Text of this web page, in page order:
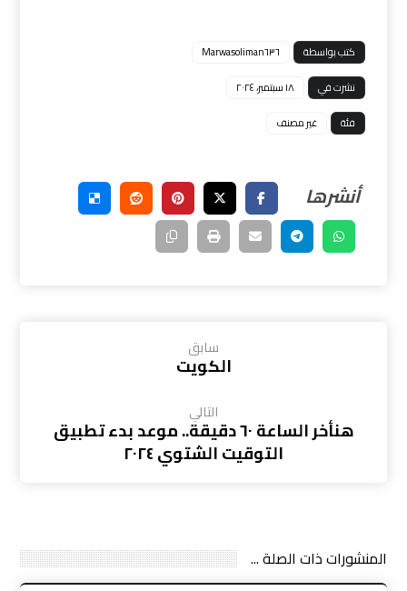
كتب بواسطة
Marwasoliman٦٣٦
نشرت في
١٨ سبتمبر، ٢٠٢٤
فئة
غير مصنف
سابق
الكويت
التالي
هنأخر الساعة ٦٠ دقيقة.. موعد بدء تطبيق
التوقيت الشتوي ٢٠٢٤
المنشورات ذات الصلة ...